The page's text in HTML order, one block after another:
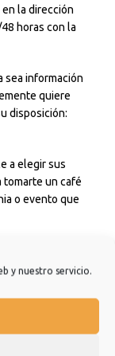
y nuestro servicio.
la dirección
horas con la
sea información
quiere
disposición:
a elegir sus
tomarte un café
o evento que
la que quiera